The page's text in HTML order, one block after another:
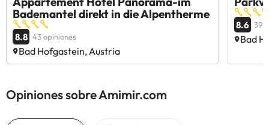
Bademantel direkt in die Alpentherme
8.8 43 opiniones
Bad Hofgastein, Austria
8.6 39
Bad
Opiniones sobre Amimir.com